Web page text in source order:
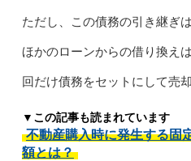
ただし、この債務の引き継ぎは
ほかのローンからの借り換え
回だけ債務をセットにして売
▼この記事も読まれています
不動産購入時に発生する固
額とは？